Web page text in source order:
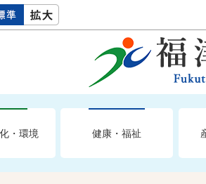
・環境 健康・福祉